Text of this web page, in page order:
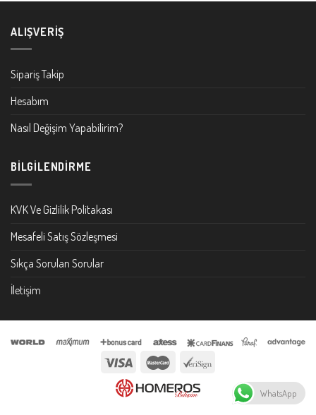
ALIŞVERIŞ
Sipariş Takip
Hesabım
Nasıl Değişim Yapabilirim?
BILGILENDIRME
KVK Ve Gizlilik Politakası
Mesafeli Satış Sözleşmesi
Sıkça Sorulan Sorular
İletişim
WhatsApp